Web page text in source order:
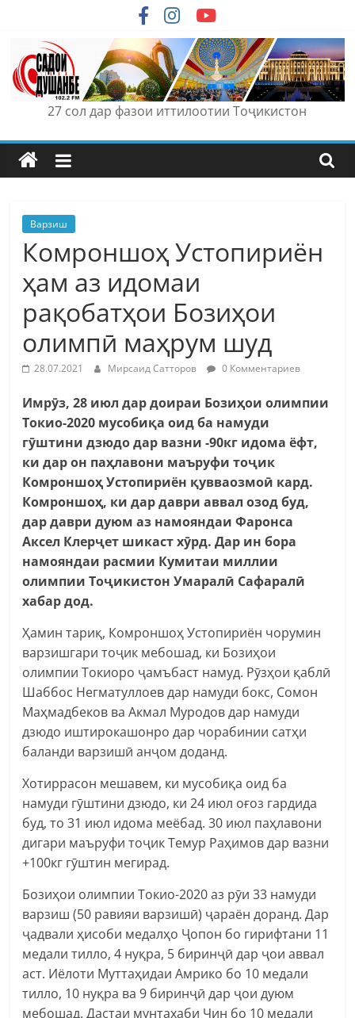
content
27 сол дар фазои иттилоотии Тоҷикистон
Варзиш
Комроншоҳ Устопириён
ҳам аз идомаи
рақобатҳои Бозиҳои
олимпӣ маҳрум шуд
28.07.2021 Мирсаид Сатторов 0 Комментариев
Имрӯз, 28 июл дар доираи Бозиҳои олимпии
Токио-2020 мусобиқа оид ба намуди
гӯштини дзюдо дар вазни -90кг идома ёфт,
ки дар он паҳлавони маъруфи тоҷик
Комроншоҳ Устопириён қувваозмоӣ кард.
Комроншоҳ, ки дар даври аввал озод буд,
дар даври дуюм аз намояндаи Фаронса
Аксел Клерҷет шикаст хӯрд. Дар ин бора
намояндаи расмии Кумитаи миллии
олимпии Тоҷикистон Умаралӣ Сафаралӣ
хабар дод.
Ҳамин тариқ, Комроншоҳ Устопириён чорумин
варзишгари тоҷик мебошад, ки Бозиҳои
олимпии Токиоро ҷамъбаст намуд. Рӯзҳои қаблӣ
Шаббос Негматуллоев дар намуди бокс, Сомон
Маҳмадбеков ва Акмал Муродов дар намуди
дзюдо иштирокашонро дар чорабинии сатҳи
баланди варзишӣ анҷом доданд.
Хотиррасон мешавем, ки мусобиқа оид ба
намуди гӯштини дзюдо, ки 24 июл оғоз гардида
буд, то 31 июл идома меёбад. 30 июл паҳлавони
дигари маъруфи тоҷик Темур Раҳимов дар вазни
+100кг гӯштин мегирад.
Бозиҳои олимпии Токио-2020 аз рӯи 33 намуди
варзиш (50 равияи варзишӣ) ҷараён доранд. Дар
ҷадвали ҳисоби медалҳо Ҷопон бо гирифтани 11
медали тилло, 4 нуқра, 5 биринҷӣ дар ҷои аввал
аст. Иёлоти Муттаҳидаи Амрико бо 10 медали
тилло, 10 нуқра ва 9 биринҷӣ дар ҷои дуюм
мебошад. Дастаи мунтахаби Чин бо 10 медали